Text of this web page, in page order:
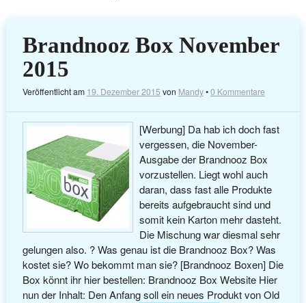
Brandnooz Box November
2015
Veröffentlicht am 19. Dezember 2015 von Mandy•0 Kommentare
[Werbung] Da hab ich doch fast
vergessen, die November-
Ausgabe der Brandnooz Box
vorzustellen. Liegt wohl auch
daran, dass fast alle Produkte
bereits aufgebraucht sind und
somit kein Karton mehr dasteht.
Die Mischung war diesmal sehr
gelungen also. ? Was genau ist die Brandnooz Box? Was
kostet sie? Wo bekommt man sie? [Brandnooz Boxen] Die
Box könnt ihr hier bestellen: Brandnooz Box Website Hier
nun der Inhalt: Den Anfang soll ein neues Produkt von Old